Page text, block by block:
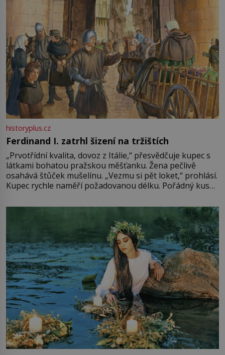
historyplus.cz
Ferdinand I. zatrhl šizení na tržištích
„Prvotřídní kvalita, dovoz z Itálie,“ přesvědčuje kupec s
látkami bohatou pražskou měšťanku. Žena pečlivě
osahává štůček mušelínu. „Vezmu si pět loket,“ prohlásí.
Kupec rychle naměří požadovanou délku. Pořádný kus
milostpaní. Stačí jenom na sukni,“ zhodnotí švadlena
množství růžového mušelínu. „Ošidili vás, podívejte.“